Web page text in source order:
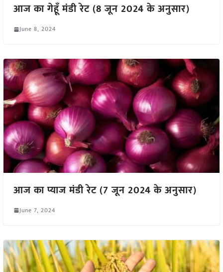
आज का गेहूँ मंडी रेट (8 जून 2024 के अनुसार)
June 8, 2024
आज का प्याज मंडी रेट (7 जून 2024 के अनुसार)
June 7, 2024